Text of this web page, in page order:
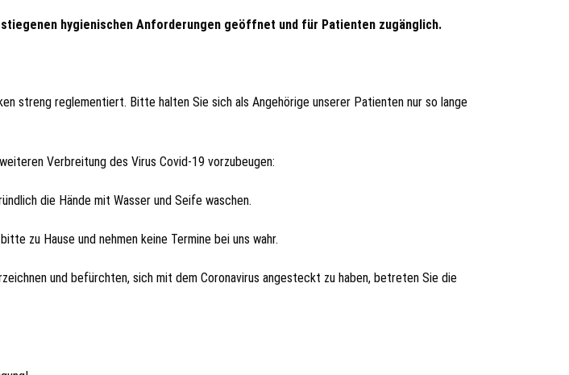
hygienischen Anforderungen geöffnet und für Patienten zugänglich.
streng reglementiert. Bitte halten Sie sich als Angehörige unserer Patienten nur so lange
Verbreitung des Virus Covid-19 vorzubeugen:
die Hände mit Wasser und Seife waschen.
zu Hause und nehmen keine Termine bei uns wahr.
und befürchten, sich mit dem Coronavirus angesteckt zu haben, betreten Sie die